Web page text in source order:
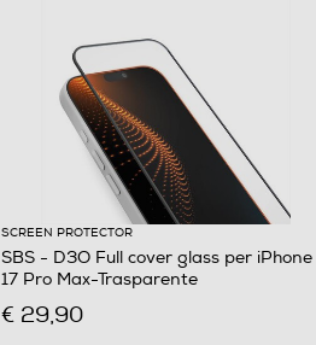
SCREEN PROTECTOR
SBS - D3O Full cover glass per iPhone
17 Pro Max-Trasparente
€ 29,90